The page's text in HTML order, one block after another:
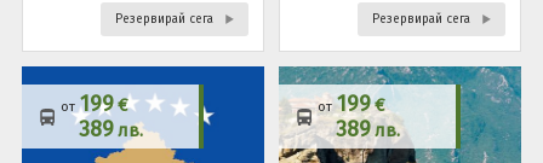
Резервирай сега Резервирай сега
от 199€
389лв.
от 199€
389лв.